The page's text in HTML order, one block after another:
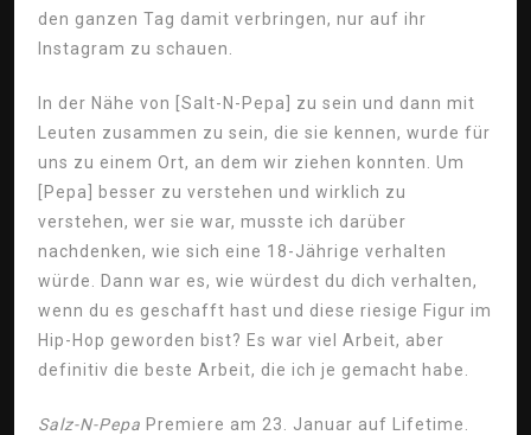
den ganzen Tag damit verbringen, nur auf ihr
Instagram zu schauen.
In der Nähe von [Salt-N-Pepa] zu sein und dann mit
Leuten zusammen zu sein, die sie kennen, wurde für
uns zu einem Ort, an dem wir ziehen konnten. Um
[Pepa] besser zu verstehen und wirklich zu
verstehen, wer sie war, musste ich darüber
nachdenken, wie sich eine 18-Jährige verhalten
würde. Dann war es, wie würdest du dich verhalten,
wenn du es geschafft hast und diese riesige Figur im
Hip-Hop geworden bist? Es war viel Arbeit, aber
definitiv die beste Arbeit, die ich je gemacht habe.
Salz-N-Pepa Premiere am 23. Januar auf Lifetime.